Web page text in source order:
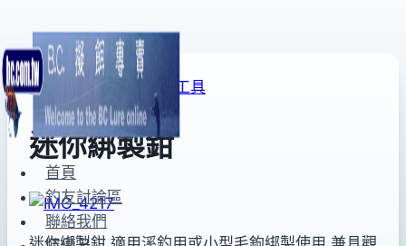
Skip
to
content
首頁
釣友討論區
聯絡我們
FLY專賣區 FLY綁製工具
迷你綁製鉗
Bybc
pro-
2012